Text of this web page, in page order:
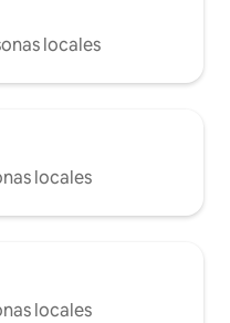
locales
locales
locales